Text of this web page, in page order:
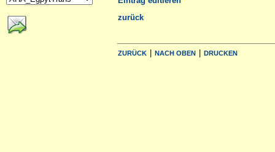
zurück
ZURÜCK | NACH OBEN | DRUCKEN